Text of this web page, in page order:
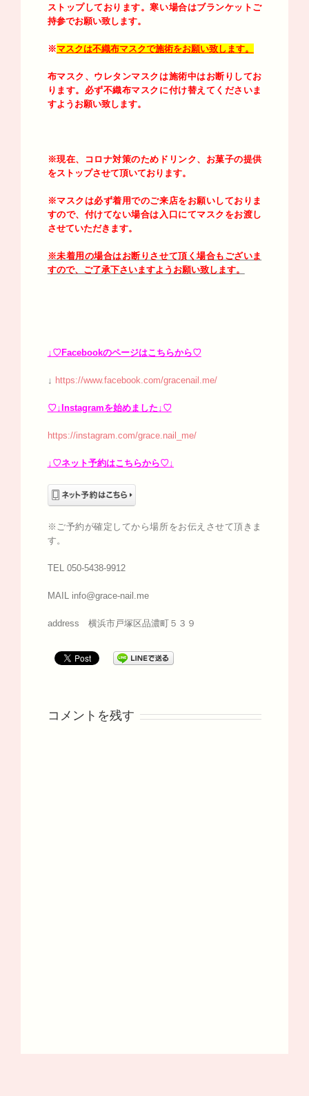
ストップしております。寒い場合はブランケットご
持参でお願い致します。
※マスクは不織布マスクで施術をお願い致します。
布マスク、ウレタンマスクは施術中はお断りしてお
ります。必ず不織布マスクに付け替えてくださいま
すようお願い致します。
※現在、コロナ対策のためドリンク、お菓子の提供
をストップさせて頂いております。
※マスクは必ず着用でのご来店をお願いしておりま
すので、付けてない場合は入口にてマスクをお渡し
させていただきます。
※未着用の場合はお断りさせて頂く場合もございま
すので、ご了承下さいますようお願い致します。
↓♡Facebookのページはこちらから♡
↓ https://www.facebook.com/gracenail.me/
♡↓Instagramを始めました↓♡
https://instagram.com/grace.nail_me/
↓♡ネット予約はこちらから♡↓
※ご予約が確定してから場所をお伝えさせて頂きま
す。
TEL 050-5438-9912
MAIL info@grace-nail.me
address 横浜市戸塚区品濃町５３９
コメントを残す